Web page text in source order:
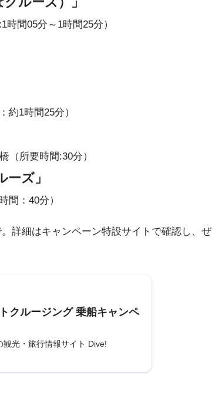
間05分～1時間25分）
1時間25分）
所要時間:30分）
ズ」
間：40分）
詳細はキャンペーン特設サイトで確認し、ぜ
クルージング 乗船キャンペ
観光・旅行情報サイト Dive!